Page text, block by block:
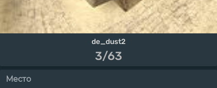
de_dust2
3/63
Место